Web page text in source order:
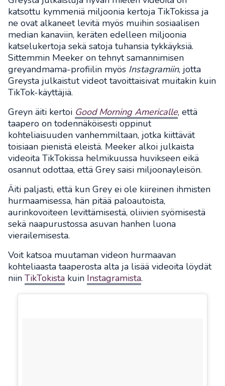
katsottu kymmeniä miljoonia kertoja TikTokissa ja
ne ovat alkaneet levitä myös muihin sosiaalisen
median kanaviin, keräten edelleen miljoonia
katselukertoja sekä satoja tuhansia tykkäyksiä.
Sittemmin Meeker on tehnyt samannimisen
greyandmama-profiilin myös Instagramiin, jotta
Greysta julkaistut videot tavoittaisivat muitakin kuin
TikTok-käyttäjiä.
Greyn äiti kertoi Good Morning Americalle, että
taapero on todennäköisesti oppinut
kohteliaisuuden vanhemmiltaan, jotka kiittävät
toisiaan pienistä eleistä. Meeker alkoi julkaista
videoita TikTokissa helmikuussa huvikseen eikä
osannut odottaa, että Grey saisi miljoonayleisön.
Äiti paljasti, että kun Grey ei ole kiireinen ihmisten
hurmaamisessa, hän pitää paloautoista,
aurinkovoiteen levittämisestä, oliivien syömisestä
sekä naapurustossa asuvan hanhen luona
vierailemisesta.
Voit katsoa muutaman videon hurmaavan
kohteliaasta taaperosta alta ja lisää videoita löydät
niin TikTokista kuin Instagramista.